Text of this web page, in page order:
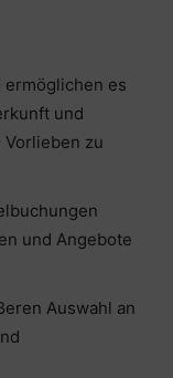
es
und
zu
und Angebote
Auswahl an